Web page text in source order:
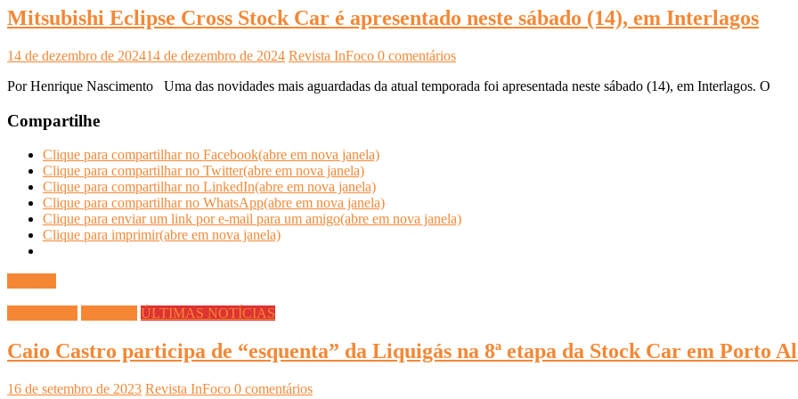
Mitsubishi Eclipse Cross Stock Car é apresentado neste sábado (14), em Interlagos
14 de dezembro de 202414 de dezembro de 2024 Revista InFoco 0 comentários
Por Henrique Nascimento Uma das novidades mais aguardadas da atual temporada foi apresentada neste sábado (14), em Interlagos. O
Compartilhe
Clique para compartilhar no Facebook(abre em nova janela)
Clique para compartilhar no Twitter(abre em nova janela)
Clique para compartilhar no LinkedIn(abre em nova janela)
Clique para compartilhar no WhatsApp(abre em nova janela)
Clique para enviar um link por e-mail para um amigo(abre em nova janela)
Clique para imprimir(abre em nova janela)
ÚLTIMAS NOTÍCIAS
Caio Castro participa de “esquenta” da Liquigás na 8ª etapa da Stock Car em Porto
16 de setembro de 2023 Revista InFoco 0 comentários